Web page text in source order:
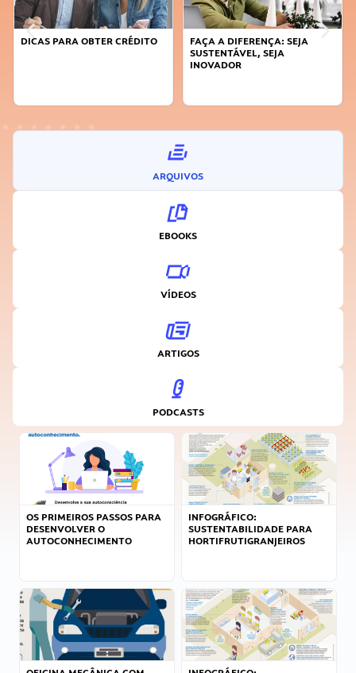
DICAS PARA OBTER CRÉDITO
FAÇA A DIFERENÇA: SEJA
SUSTENTÁVEL, SEJA
INOVADOR
ARQUIVOS
EBOOKS
VÍDEOS
ARTIGOS
PODCASTS
OS PRIMEIROS PASSOS PARA
DESENVOLVER O
AUTOCONHECIMENTO
INFOGRÁFICO:
SUSTENTABILIDADE PARA
HORTIFRUTIGRANJEIROS